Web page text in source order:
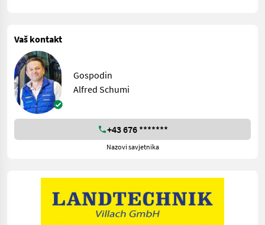
Vaš kontakt
Gospodin
Alfred Schumi
+43 676 *******
Nazovi savjetnika